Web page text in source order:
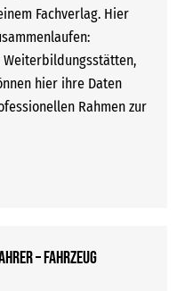
Fachverlag. Hier
Weiterbildungsstätten,
hier ihre Daten
Rahmen zur
– Fahrzeug